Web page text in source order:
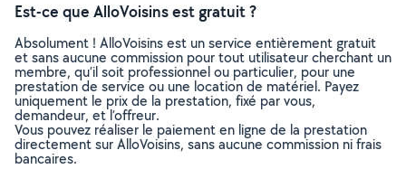
Est-ce que AlloVoisins est gratuit ?
Absolument ! AlloVoisins est un service entièrement gratuit
et sans aucune commission pour tout utilisateur cherchant un
membre, qu’il soit professionnel ou particulier, pour une
prestation de service ou une location de matériel. Payez
uniquement le prix de la prestation, fixé par vous,
demandeur, et l’offreur.
Vous pouvez réaliser le paiement en ligne de la prestation
directement sur AlloVoisins, sans aucune commission ni frais
bancaires.